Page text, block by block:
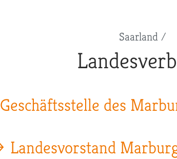
Saarland
Geschäftsstelle des
Landesvorstand